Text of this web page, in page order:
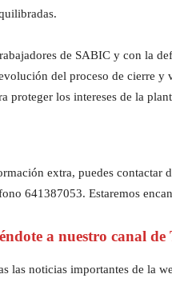
de SABIC y con la
del proceso de cierre
proteger los intereses de la
extra, puedes contactar
641387053. Estaremos
a nuestro canal de
las noticias importantes de la